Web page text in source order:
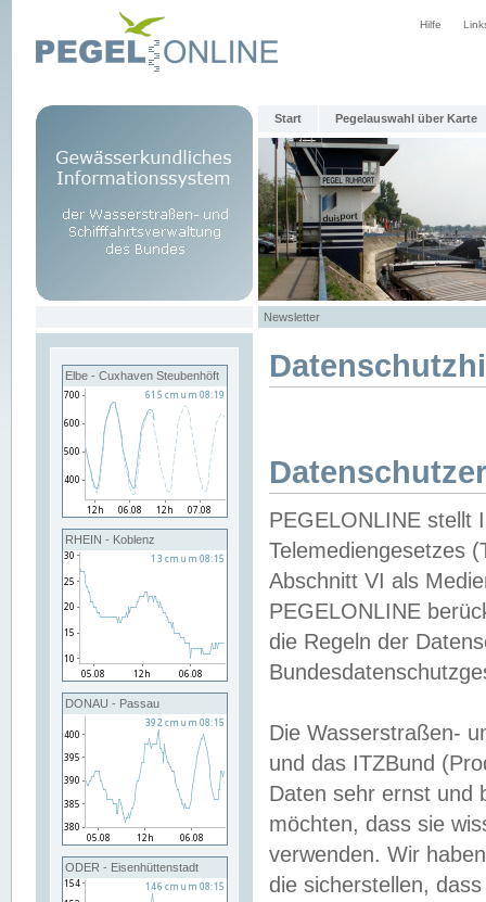
Hilfe
Start Pegelauswahl über Karte
Newsletter
Elbe - Cuxhaven Steubenhöft
RHEIN - Koblenz
DONAU - Passau
ODER - Eisenhüttenstadt
PEGELONLINE stellt
Telemediengesetzes
Abschnitt VI als
PEGELONLINE
die Regeln der
Die Wasserstraßen-
und das ITZBund
Daten sehr ernst und
möchten, dass sie
verwenden. Wir
die sicherstellen,